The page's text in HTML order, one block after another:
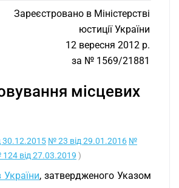
Зареєстровано в Міністерстві
юстиції України
12 вересня 2012 р.
за № 1569/21881
місцевих
30.12.2015 № 23 від 29.01.2016 №
від 27.03.2019 )
України, затвердженого Указом